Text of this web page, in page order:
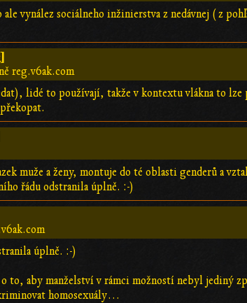
vynález sociálneho inžinierstva z nedávnej ( z
reg.v6ak.com
lidé to používají, takže v kontextu vlákna to
muže a ženy, montuje do té oblasti genderů a
řádu odstranila úplně. :-)
úplně. :-)
to, aby manželství v rámci možností nebyl jediný
homosexuály…